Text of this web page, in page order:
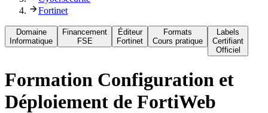
Fortinet
Domaine
Informatique
Financement
FSE
Éditeur
Fortinet
Formats
Cours pratique
Labels
Certifiant
Officiel
Formation Configuration et
Déploiement de FortiWeb